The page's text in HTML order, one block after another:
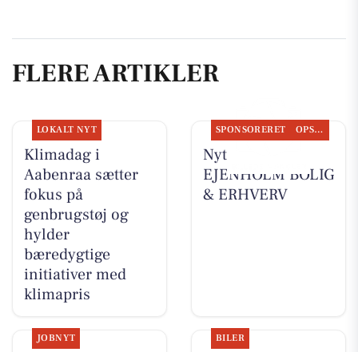
FLERE ARTIKLER
LOKALT NYT
Klimadag i
Aabenraa sætter
fokus på
genbrugstøj og
hylder
bæredygtige
initiativer med
klimapris
SPONSORERET OPSLAGSTAVLEN
Nyt fra
EJENHOLM BOLIG
& ERHVERV
JOBNYT BILER